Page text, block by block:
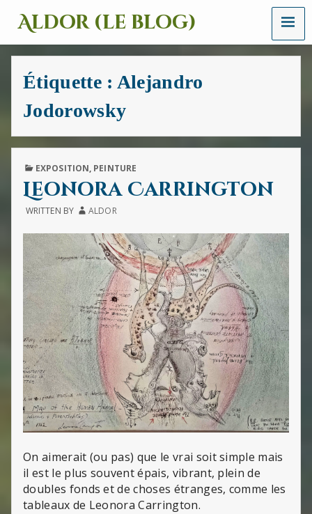
Aldor (le blog)
Un
site
avec
des
des
images
et
des
sons
MENU
Étiquette : Alejandro
Jodorowsky
PUBLISHED
EXPOSITION, PEINTURE
Leonora Carrington
WRITTEN BY ALDOR
On aimerait (ou pas) que le vrai soit simple mais
il est le plus souvent épais, vibrant, plein de
doubles fonds et de choses étranges, comme les
tableaux de Leonora Carrington.